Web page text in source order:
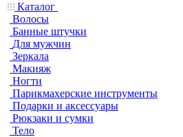
Каталог
Волосы
Банные штучки
Для мужчин
Зеркала
Макияж
Ногти
Парикмахерские инструменты
Подарки и аксессуары
Рюкзаки и сумки
Тело